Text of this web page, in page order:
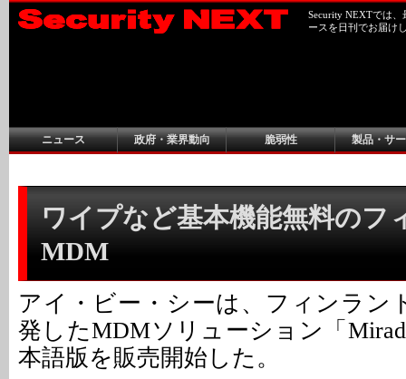
Security NEXTでは
ースを日刊でお届け
ニュース 政府・業界動向 脆弱性 製品・サ
ワイプなど基本機能無料のフ
MDM
アイ・ビー・シーは、フィンラン
発したMDMソリューション「
本語版を販売開始した。